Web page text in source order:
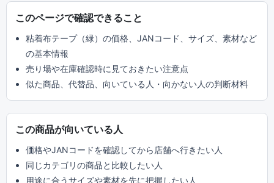
このページで確認できること
粘着布テープ（緑）の価格、JANコード、サイズ、素材など
の基本情報
売り場や在庫確認時に見ておきたい注意点
似た商品、代替品、向いている人・向かない人の判断材料
この商品が向いている人
価格やJANコードを確認してから店舗へ行きたい人
同じカテゴリの商品と比較したい人
用途に合うサイズや素材を先に把握したい人